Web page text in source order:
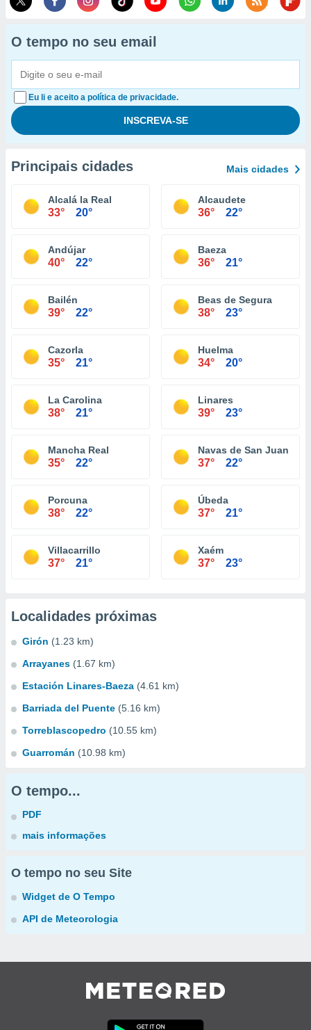
O tempo no seu email
Eu li e aceito a política de privacidade.
Principais cidades Mais cidades
Alcalá la Real
33° 20°
Alcaudete
36° 22°
Andújar
40° 22°
Baeza
36° 21°
Bailén
39° 22°
Beas de Segura
38° 23°
Cazorla
35° 21°
Huelma
34° 20°
La Carolina
38° 21°
Linares
39° 23°
Mancha Real
35° 22°
Navas de San Juan
37° 22°
Porcuna
38° 22°
Úbeda
37° 21°
Villacarrillo
37° 21°
Xaém
37° 23°
Localidades próximas
Girón (1.23 km)
Arrayanes (1.67 km)
Estación Linares-Baeza (4.61 km)
Barriada del Puente (5.16 km)
Torreblascopedro (10.55 km)
Guarromán (10.98 km)
O tempo...
PDF
mais informações
O tempo no seu Site
Widget de O Tempo
API de Meteorologia